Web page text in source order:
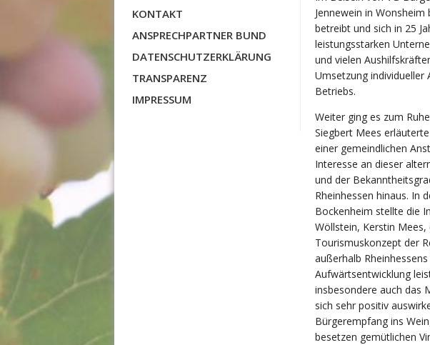
KONTAKT
ANSPRECHPARTNER BUND
DATENSCHUTZERKLÄRUNG
TRANSPARENZ
IMPRESSUM
Jennewein in
betreibt und sich in 25
leistungsstarken
und vielen
Umsetzung individueller
Betriebs.
Weiter ging es zum
Siegbert Mees
einer gemeindlichen
Interesse an dieser
und der
Rheinhessen hinaus. In
Bockenheim stellte die
Wöllstein, Kerstin
Tourismuskonzept der
außerhalb
Aufwärtsentwicklung
insbesondere auch das
sich sehr positiv
Bürgerempfang ins
besetzen gemütlichen